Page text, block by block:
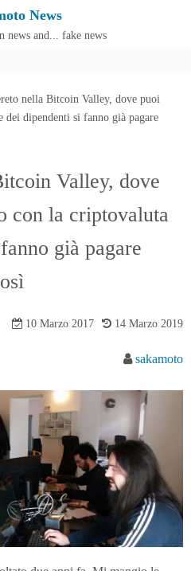
News
news and... fake news
nella Bitcoin Valley, dove puoi
dipendenti si fanno già pagare
Valley, dove
con la criptovaluta
già pagare
10 Marzo 2017 14 Marzo 2019
sakamoto